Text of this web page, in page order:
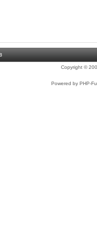
Copyright ©
Powered by PHP-